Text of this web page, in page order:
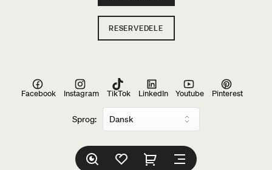
RESERVEDELE
Sprog:
Facebook Instagram TikTok LinkedIn Youtube Pinterest